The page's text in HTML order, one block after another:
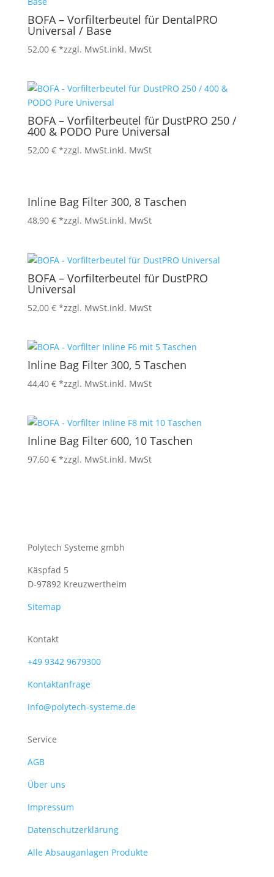
BOFA – Vorfilterbeutel für DentalPRO
Universal / Base
52,00 € *zzgl. MwSt.inkl. MwSt
BOFA – Vorfilterbeutel für DustPRO 250 /
400 & PODO Pure Universal
52,00 € *zzgl. MwSt.inkl. MwSt
Inline Bag Filter 300, 8 Taschen
48,90 € *zzgl. MwSt.inkl. MwSt
BOFA – Vorfilterbeutel für DustPRO
Universal
52,00 € *zzgl. MwSt.inkl. MwSt
Inline Bag Filter 300, 5 Taschen
44,40 € *zzgl. MwSt.inkl. MwSt
Inline Bag Filter 600, 10 Taschen
97,60 € *zzgl. MwSt.inkl. MwSt
Polytech Systeme gmbh
Käspfad 5
D-97892 Kreuzwertheim
Sitemap
Kontakt
+49 9342 9679300
Kontaktanfrage
info@polytech-systeme.de
Service
AGB
Über uns
Impressum
Datenschutzerklärung
Alle Absauganlagen Produkte